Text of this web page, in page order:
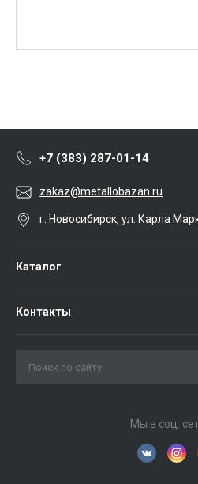
+7 (383) 287-01-14
zakaz@metallobazan.ru
г. Новосибирск, ул. Карла
Каталог
Контакты
Мы в соц.